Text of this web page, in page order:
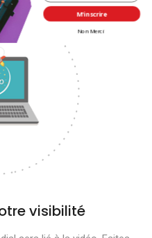
visibilité
M'inscrire
Non Merci